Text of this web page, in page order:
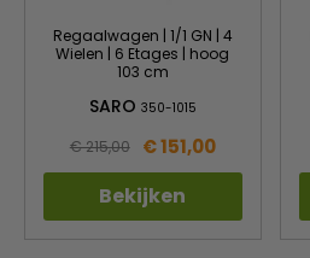
Regaalwagen | 1/1 GN | 4
Wielen | 6 Etages | hoog
103 cm
SARO 350-1015
€ 215,00 € 151,00
Bekijken